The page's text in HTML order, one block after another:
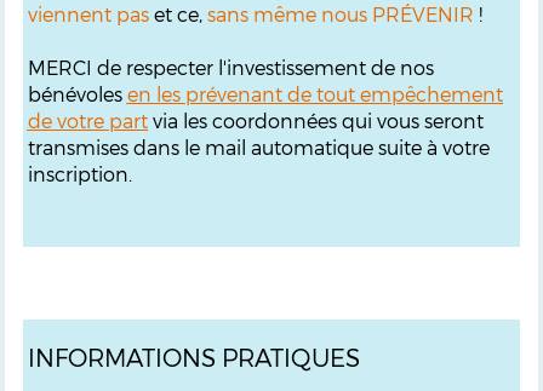
viennent paset ce, sans même nous PRÉVENIR !
MERCI de respecter l'investissement de nos
bénévoles en les prévenant de tout empêchement
de votre partvia les coordonnées qui vous seront
transmises dans le mail automatique suite à votre
inscription.
INFORMATIONS PRATIQUES